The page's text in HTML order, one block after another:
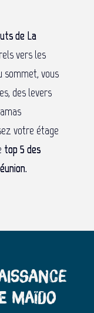
de La
vers les
sommet, vous
des levers
votre étage
top 5 des
Maïdo